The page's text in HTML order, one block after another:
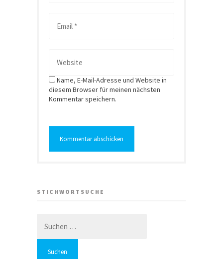
Name, E-Mail-Adresse und Website in
diesem Browser für meinen nächsten
Kommentar speichern.
STICHWORTSUCHE
nach: